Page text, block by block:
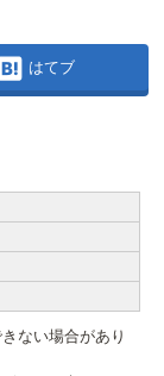
はてブ
ない場合があり